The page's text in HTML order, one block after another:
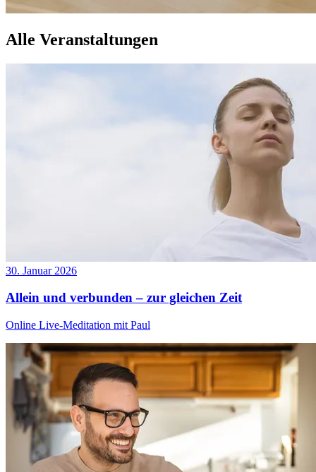
Alle Veranstaltungen
30. Januar 2026
Allein und verbunden – zur gleichen Zeit
Online Live-Meditation mit Paul